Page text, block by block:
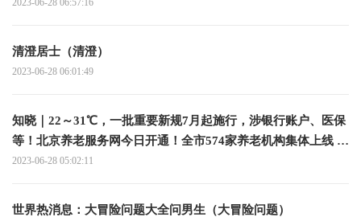
2023-06-28 06:57:16
清澄居士（清澄）
2023-06-28 06:01:49
知晓｜22～31℃，一批重要新规7月起施行，涉银行账户、医保
等！北京养老服务网今日开通！全市574家养老机构集体上线 全
球实时
2023-06-28 05:02:11
世界热消息：大冒险问题大全问男生（大冒险问题）